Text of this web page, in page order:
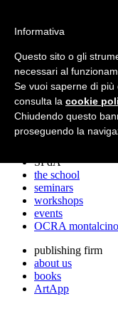
archos
the studio
projects
lectures
press cuttings
SPdA
the school
seminars
workshops
events
OCRA montalcino
publishing firm
about us
books
ArtApp
Informativa
Questo sito o gli
necessari al
Se vuoi saperne di
consulta la cookie
Chiudendo questo
proseguendo la